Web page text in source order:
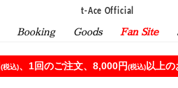
t-Ace Official
Booking Goods Fan Site
(税込)、1回のご注文、8,000円(税込) 以上